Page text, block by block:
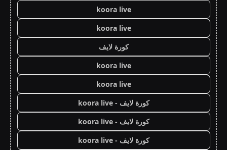
koora live
koora live
كورة لايف
koora live
koora live
كورة لايف - koora live
كورة لايف - koora live
كورة لايف - koora live